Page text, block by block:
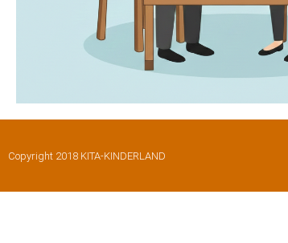
Copyright 2018 KITA-KINDERLAND